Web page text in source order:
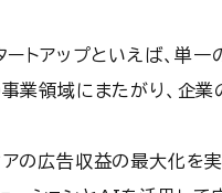
アップといえば、単一
業領域にまたがり、企
アの広告収益の最大化を